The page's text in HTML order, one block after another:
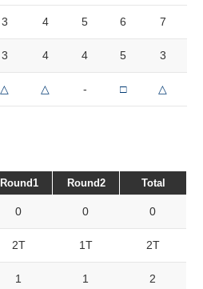
3 4 5 6 7
3 4 4 5 3
△ △ - □ △
Round1 Round2 Total
0 0 0
2T 1T 2T
1 1 2